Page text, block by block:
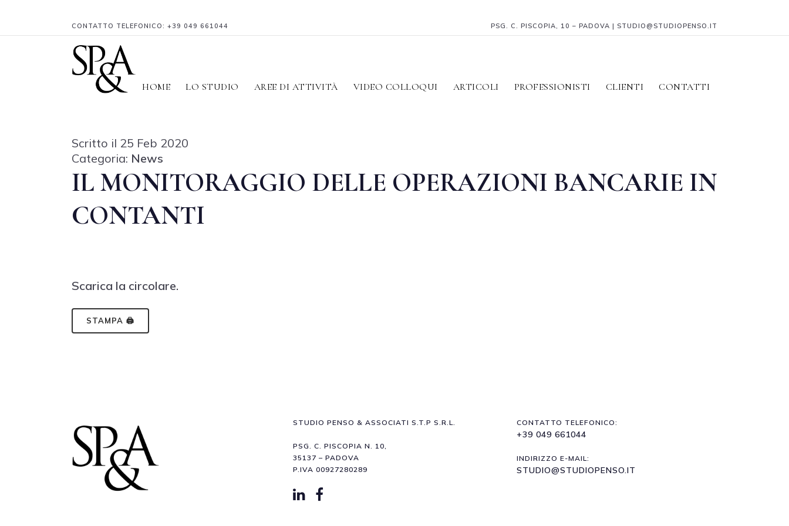
CONTATTO TELEFONICO: +39 049 661044 PSG. C. PISCOPIA, 10 – PADOVA | STUDIO@STUDIOPENSO.IT
HOME LO STUDIO AREE DI ATTIVITÀ VIDEO COLLOQUI ARTICOLI PROFESSIONISTI CLIENTI CONTATTI
Scritto il 25 Feb 2020
Categoria: News
IL MONITORAGGIO DELLE OPERAZIONI BANCARIE IN
CONTANTI
Scarica la circolare.
STAMPA 🖨
STUDIO PENSO & ASSOCIATI S.T.P S.R.L.
PSG. C. PISCOPIA N. 10,
35137 – PADOVA
P.IVA 00927280289
CONTATTO TELEFONICO:
+39 049 661044
INDIRIZZO E-MAIL:
STUDIO@STUDIOPENSO.IT